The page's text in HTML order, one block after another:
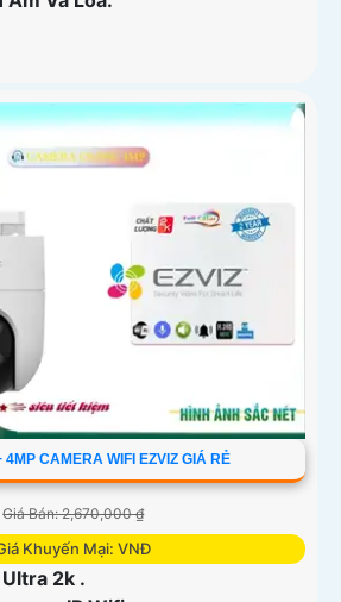
CAMERA WIFI EZVIZ GIÁ RẺ
Giá Bán: 2,670,000 ₫
Khuyến Mại: VNĐ
Ultra 2k .